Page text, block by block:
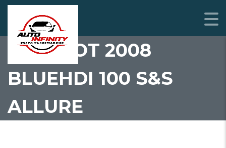
PEUGEOT 2008
BLUEHDI 100 S&S
ALLURE